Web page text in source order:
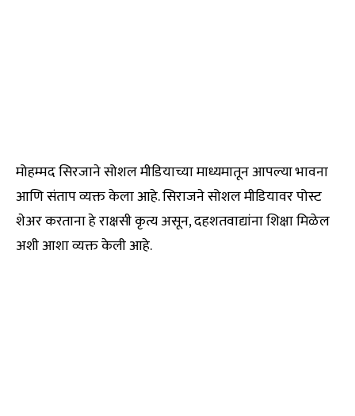
मोहम्मद सिरजाने सोशल मीडियाच्या माध्यमातून आपल्या भावना
आणि संताप व्यक्त केला आहे. सिराजने सोशल मीडियावर पोस्ट
शेअर करताना हे राक्षसी कृत्य असून, दहशतवाद्यांना शिक्षा मिळेल
अशी आशा व्यक्त केली आहे.